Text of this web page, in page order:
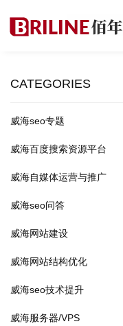
CATEGORIES
威海seo专题
威海百度搜索资源平台
威海自媒体运营与推广
威海seo问答
威海网站建设
威海网站结构优化
威海seo技术提升
威海服务器/VPS